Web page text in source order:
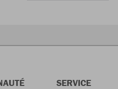
SERVICE